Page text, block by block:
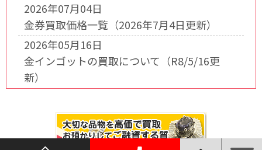
2026年07月04日
金券買取価格一覧（2026年7月4日更新）
2026年05月16日
金インゴットの買取について（R8/5/16更
新）